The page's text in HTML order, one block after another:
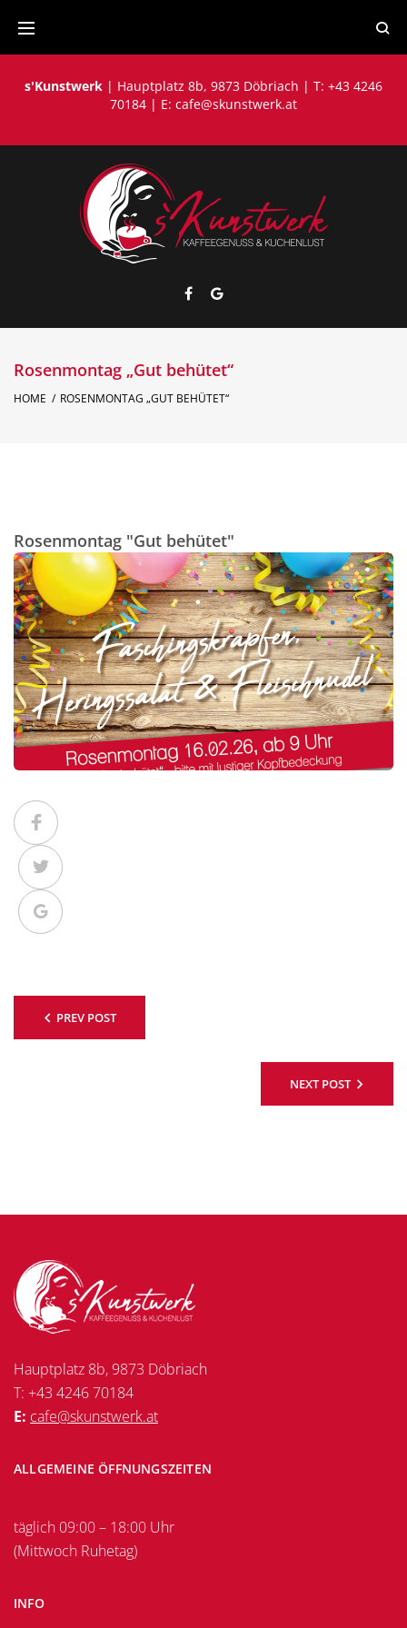
content
s'Kunstwerk | Hauptplatz 8b, 9873 Döbriach | T: +43 4246
70184 | E: cafe@skunstwerk.at
Rosenmontag „Gut behütet“
HOME / ROSENMONTAG „GUT BEHÜTET“
Rosenmontag "Gut behütet"
Facebook
Twitter
Google+
PREV POST
NEXT POST
Hauptplatz 8b, 9873 Döbriach
T: +43 4246 70184
E: cafe@skunstwerk.at
ALLGEMEINE ÖFFNUNGSZEITEN
täglich 09:00 – 18:00 Uhr
(Mittwoch Ruhetag)
INFO